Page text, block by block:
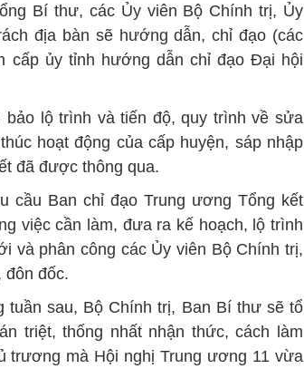
Bí thư, các Ủy viên Bộ Chính trị, Ủy
địa bàn sẽ hướng dẫn, chỉ đạo (các
cấp ủy tỉnh hướng dẫn chỉ đạo Đại hội
lộ trình và tiến độ, quy trình về sửa
hoạt động của cấp huyện, sáp nhập
đã được thông qua.
cầu Ban chỉ đạo Trung ương Tổng kết
việc cần làm, đưa ra kế hoạch, lộ trình
và phân công các Ủy viên Bộ Chính trị,
đôn đốc.
tuần sau, Bộ Chính trị, Ban Bí thư sẽ tổ
triệt, thống nhất nhận thức, cách làm
trương mà Hội nghị Trung ương 11 vừa